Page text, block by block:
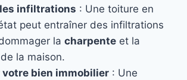
infiltrations : Une toiture en
peut entraîner des infiltrations
la charpente et la
la maison.
votre bien immobilier : Une